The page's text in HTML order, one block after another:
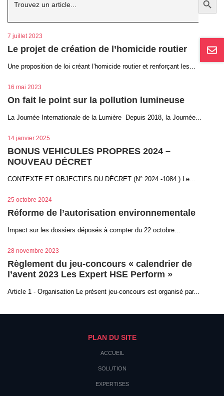
7 juillet 2023
Le projet de création de l’homicide routier
Une proposition de loi créant l'homicide routier et renforçant les...
16 mai 2023
On fait le point sur la pollution lumineuse
La Journée Internationale de la Lumière Depuis 2018, la Journée...
14 janvier 2025
BONUS VEHICULES PROPRES 2024 –
NOUVEAU DÉCRET
CONTEXTE ET OBJECTIFS DU DÉCRET (N° 2024 -1084 ) Le...
25 octobre 2024
Réforme de l’autorisation environnementale
Impact sur les dossiers déposés à compter du 22 octobre...
28 novembre 2023
Règlement du jeu-concours « calendrier de
l’avent 2023 Les Expert HSE Perform »
Article 1 - Organisation Le présent jeu-concours est organisé par...
PLAN DU SITE
ACCUEIL
SOLUTION
EXPERTISES